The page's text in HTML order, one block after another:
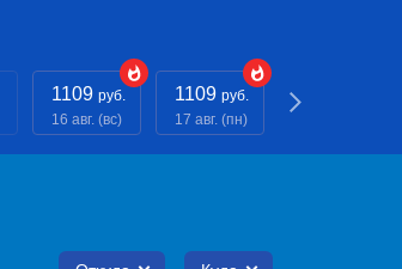
1109 руб.
16 авг. (вс)
1109 руб.
17 авг. (пн)